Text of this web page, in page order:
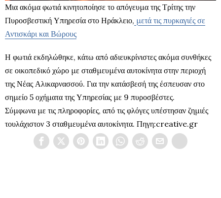
Μια ακόμα φωτιά κινητοποίησε το απόγευμα της Τρίτης την
Πυροσβεστική Υπηρεσία στο Ηράκλειο, μετά τις πυρκαγιές σε
Αντισκάρι και Βώρους
Η φωτιά εκδηλώθηκε, κάτω από αδιευκρίνιστες ακόμα συνθήκες
σε οικοπεδικό χώρο με σταθμευμένα αυτοκίνητα στην περιοχή
της Νέας Αλικαρνασσού. Για την κατάσβεσή της έσπευσαν στο
σημείο 5 οχήματα της Υπηρεσίας με 9 πυροσβέστες.
Σύμφωνα με τις πληροφορίες, από τις φλόγες υπέστησαν ζημιές
τουλάχιστον 3 σταθμευμένα αυτοκίνητα. Πηγη:creative.gr